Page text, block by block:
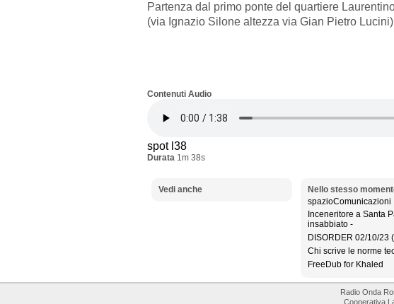
Partenza dal primo ponte del quartiere
(via Ignazio Silone altezza via Gian Pietro Lucini)
Contenuti Audio
spot l38
Durata 1m 38s
Vedi anche
Nello stesso
spazioComunicazioni
Inceneritore a Santa
insabbiato -
DISORDER 02/10/23
Chi scrive le norme
FreeDub for Khaled
Radio Onda
Cooperativa